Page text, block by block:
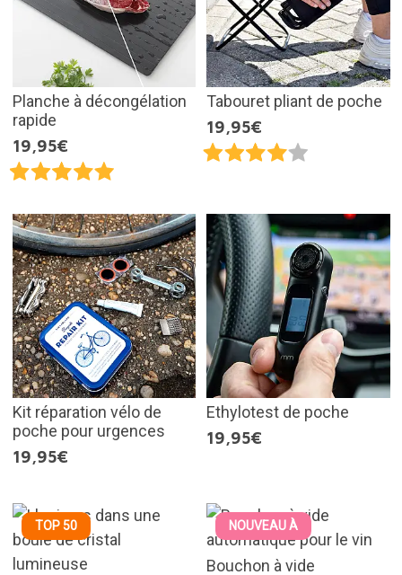
Planche à décongélation
rapide
19,95€
Tabouret pliant de poche
19,95€
Kit réparation vélo de
poche pour urgences
19,95€
Ethylotest de poche
19,95€
TOP 50 NOUVEAU À
Bouchon à vide